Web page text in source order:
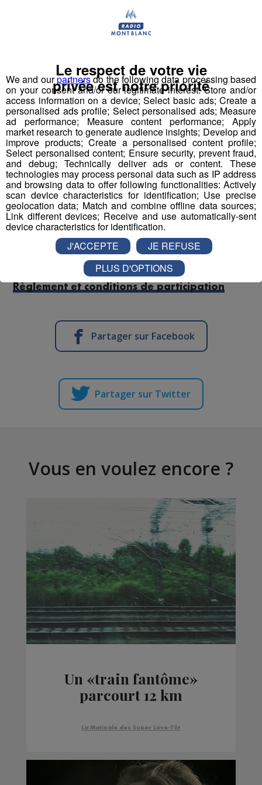
Après une pause de dix ans, le quatuor revient sur le
devant de la scène avec "Dans la Peau
accroche et nous agrippe. Entre juvénilité aérienne et
rugosité profonde, les tonalités charnelles du nouvel
album se jouent de nos sens. La saveurKYOs'affirme et
s'affine.
Faisant partie des rares groupes français à avoir vendu
plus de 2 millions d'albums,KYOpoursuit sa route et
sera sur la scène de lasalle des fêtes de Thônex à
Genèvele vendredi 12 octobre à 20h.
Radio Mont Blanc, au sommet des concerts, vous offre vos
invitations !
Du 1er au 3 octobre, envoyez le codeKYOpar
pour participer au tirage au sort
Règlement et conditions de participation
Partager sur Facebook
Partager sur Twitter
Vous en voulez encore ?
Un «train fantôme»
parcourt 12 km
La Matinale des Super Lève-Tôt
We and ourpartnersdo the following data processing based
on your consent and/or our legitimate interest: Store and/or
access information on a device; Select basic ads; Create a
personalised ads profile; Select personalised ads; Measure
ad performance; Measure content performance; Apply
market research to generate audience insights; Develop and
improve products; Create a personalised content profile;
Select personalised content; Ensure security, prevent fraud,
and debug; Technically deliver ads or content. These
technologies may process personal data such as IP address
and browsing data to offer following functionalities: Actively
scan device characteristics for identification; Use precise
geolocation data; Match and combine offline data sources;
Link different devices; Receive and use automatically-sent
device characteristics for identification.
Le respect de votre vie
privée est notre priorité
J'ACCEPTE
JE REFUSE
PLUS D'OPTIONS